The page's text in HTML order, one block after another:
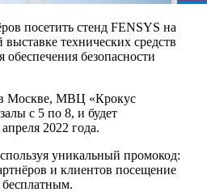
посетить стенд FENSYS на
технических средств
безопасности
в Москве, МВЦ «Крокус
с 5 по 8, и будет
2022 года.
уникальный промокод:
и клиентов посещение
бесплатным.